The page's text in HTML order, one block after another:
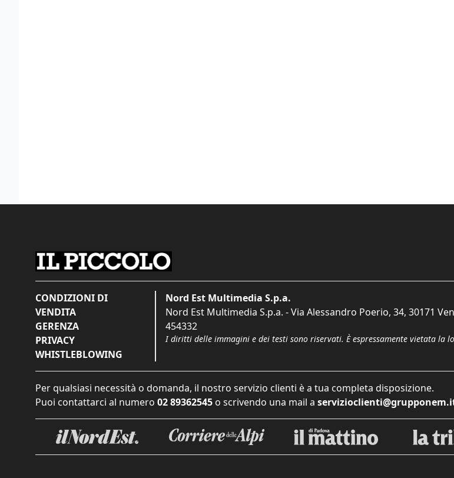
CONDIZIONI DI
VENDITA
GERENZA
PRIVACY
WHISTLEBLOWING
Nord Est Multimedia S.p.a.
Nord Est Multimedia S.p.a. - Via Alessandro Poerio, 34, 30171
454332
I diritti delle immagini e dei testi sono riservati. È espressamente vietata la
Per qualsiasi necessità o domanda, il nostro servizio clienti è a tua completa disposizione.
Puoi contattarci al numero 02 89362545 o scrivendo una mail a